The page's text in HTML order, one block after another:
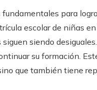
para
escolar de niñas
siguen siendo
su formación.
que también tiene